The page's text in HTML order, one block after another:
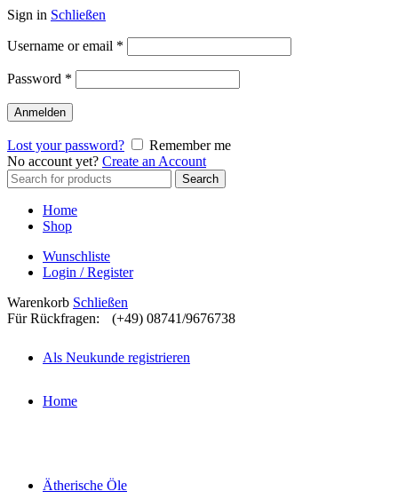
Sign in Schließen
Username or email *
Password *
Anmelden
Lost your password?
Remember me
No account yet? Create an Account
Search
for:
Search
Home
Shop
Wunschliste
Login / Register
Warenkorb Schließen
Für Rückfragen:
(+49) 08741/9676738
Als Neukunde registrieren
Home
Ätherische Öle